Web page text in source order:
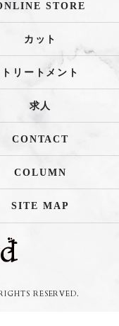
STORE
カット
トリートメント
求人
CONTACT
COLUMN
SITE MAP
RESERVED.